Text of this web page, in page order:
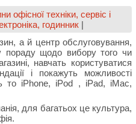
офісної техніки, сервіс і
годинник |
а й центр обслуговування,
щодо вибору того чи
навчать користуватися
і покажуть можливості
то iPhone, iPod , iPad, iMac,
для багатьох це культура,